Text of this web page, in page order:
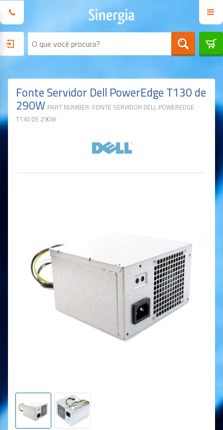
Fonte Servidor Dell PowerEdge T130 de
290W PART NUMBER: FONTE SERVIDOR DELL POWEREDGE
T130 DE 290W